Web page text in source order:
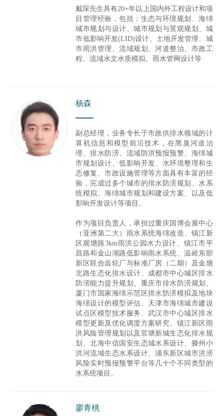
戴琛先生具有20+年以上国内外工程设计和项
目管理经验，包括：生态与环境规划、海绵
城市规划与设计、城市规划与景观规划、城
市低影响开发(LID)设计、土地开发管理、城
市雨洪管理、流域规划、河道整治、市政工
程、流域水文水质模拟、雨水管网设计等
杨森
副总经理，业务专长于市政供排水领域的计
算机信息和模型前沿技术，在黑臭河道治
理、排水防涝、流域防洪预报预警、海绵城
市规划设计、低影响开发、水环境整理和生
态修复、市政设施管理等方面具有丰富的经
验，完成过多个城市的排水防涝规划、水系
统模拟、海绵城市规划和建设方案、以及低
影响开发设计等项目。
作为项目负责人，承担过重庆国博会展中心
（亚洲第二大）雨水系统海绵改造、镇江新
区观塘路3km雨洪公园水力设计、镇江市平
昌路和金山湖路低影响雨水系统、温岭东部
新区联合齿轮厂与标准厂房（二期）及金塘
北路生态化排水设计、成都市中心城区排水
防涝能力提升规划、重庆市排水防涝规划、
厦门市国家海绵示范区排水防涝模拟及地块
海绵设计的模型评估、天津市海绵城市建设
试点区模型技术服务、武汉市中心城区排水
模型更新及优化调度方案研究、镇江新区雨
洪风险管理规划以及官塘新城生态化排水规
划、北海中信国安生态城水系设计、滕州小
洪河流域生态水系设计、浦东新区城市洪涝
风险实时预报预警平台等几十个不同类型的
水系统项目。
廖青桃